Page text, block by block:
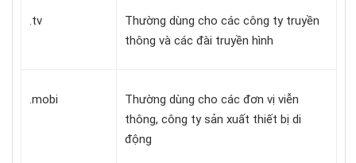
.tv
Thường dùng cho các công ty truyền
thông và các đài truyền hình
.mobi
Thường dùng cho các đơn vị viễn
thông, công ty sản xuất thiết bị di
động